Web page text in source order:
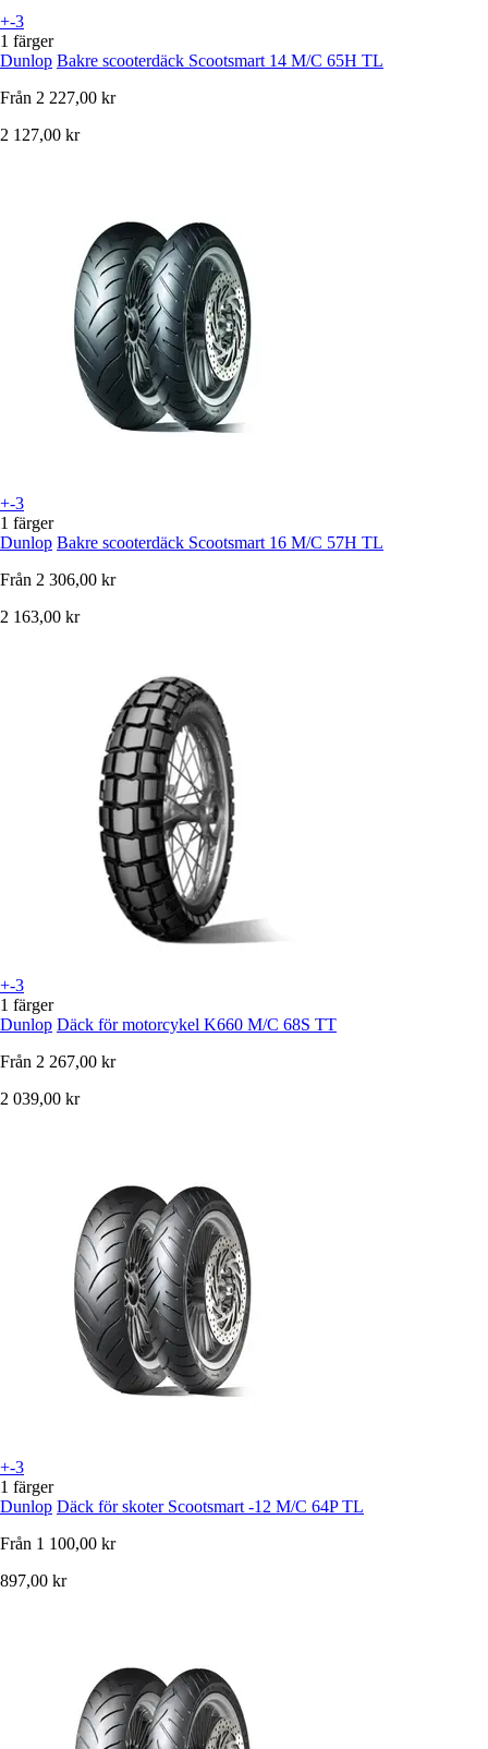
+-3
1 färger
Dunlop Bakre scooterdäck Scootsmart 14 M/C 65H TL
Från 2 227,00 kr
2 127,00 kr
+-3
1 färger
Dunlop Bakre scooterdäck Scootsmart 16 M/C 57H TL
Från 2 306,00 kr
2 163,00 kr
+-3
1 färger
Dunlop Däck för motorcykel K660 M/C 68S TT
Från 2 267,00 kr
2 039,00 kr
+-3
1 färger
Dunlop Däck för skoter Scootsmart -12 M/C 64P TL
Från 1 100,00 kr
897,00 kr